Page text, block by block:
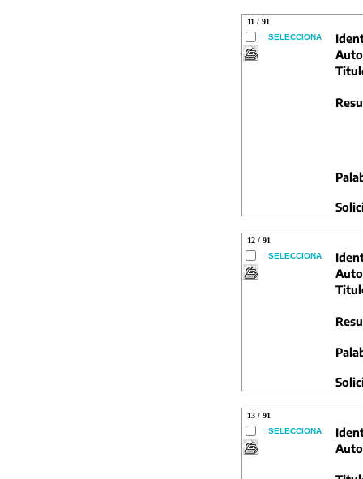
11 / 91
SELECCIONA
12 / 91
SELECCIONA
13 / 91
SELECCIONA